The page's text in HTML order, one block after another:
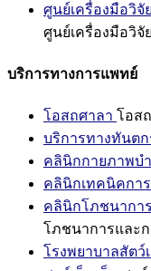
ศูนย์เครื่องมือวิจั
ศูนย์เครื่องมือวิจั
บริการทางการแพทย์
โอสถศาลา โอส
บริการทางทันตก
คลินิกกายภาพบ
คลินิกเทคนิคกา
คลินิกโภชนากา
โภชนาการและ
โรงพยาบาลสัตว์